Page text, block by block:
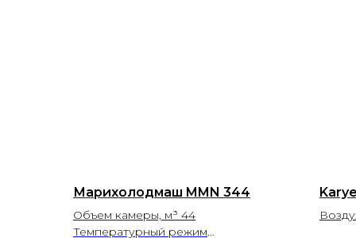
Марихолодмаш MMN 344
Объем камеры, м³ 44
Температурный режим